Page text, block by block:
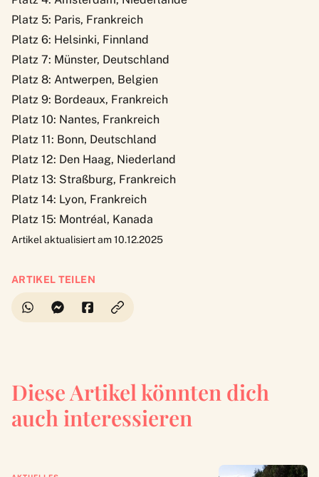
Platz 5: Paris, Frankreich
Platz 6: Helsinki, Finnland
Platz 7: Münster, Deutschland
Platz 8: Antwerpen, Belgien
Platz 9: Bordeaux, Frankreich
Platz 10: Nantes, Frankreich
Platz 11: Bonn, Deutschland
Platz 12: Den Haag, Niederland
Platz 13: Straßburg, Frankreich
Platz 14: Lyon, Frankreich
Platz 15: Montréal, Kanada
Artikel aktualisiert am 10.12.2025
ARTIKEL TEILEN
Diese Artikel könnten dich
auch interessieren